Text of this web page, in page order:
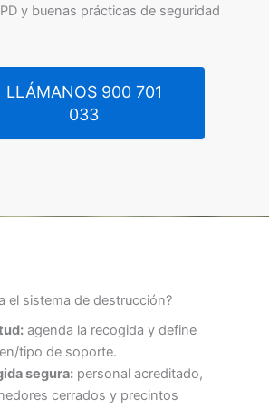
y buenas prácticas de seguridad
LLÁMANOS 900 701
033
el sistema de destrucción?
agenda la recogida y define
tipo de soporte.
segura:personal acreditado,
cerrados y precintos